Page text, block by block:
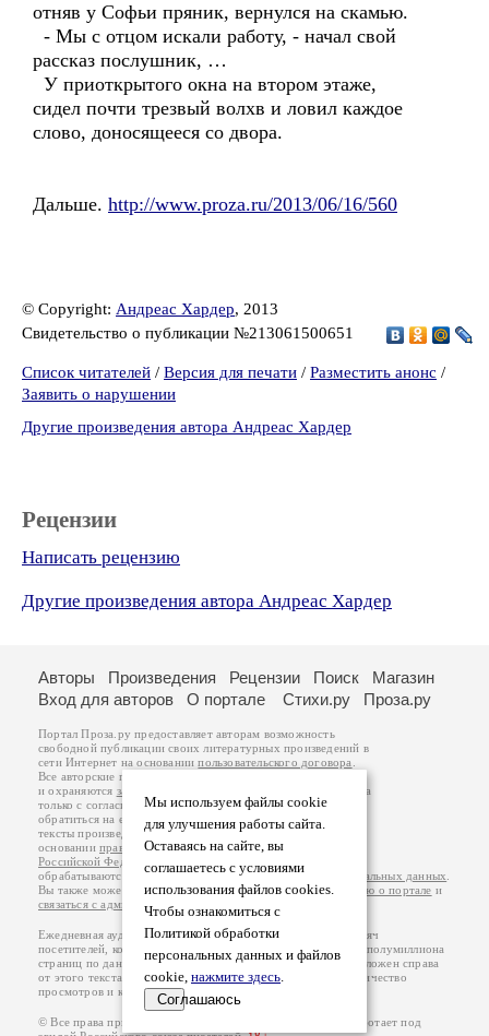
отняв у Софьи пряник, вернулся на скамью.
- Мы с отцом искали работу, - начал свой
рассказ послушник, …
У приоткрытого окна на втором этаже,
сидел почти трезвый волхв и ловил каждое
слово, доносящееся со двора.
Дальше. http://www.proza.ru/2013/06/16/560
© Copyright: Андреас Хардер, 2013
Свидетельство о публикации №213061500651
Список читателей / Версия для печати / Разместить анонс /
Заявить о нарушении
Другие произведения автора Андреас Хардер
Рецензии
Написать рецензию
Другие произведения автора Андреас Хардер
Мы используем файлы cookie
для улучшения работы сайта.
Оставаясь на сайте, вы
соглашаетесь с условиями
использования файлов cookies.
Чтобы ознакомиться с
Политикой обработки
персональных данных и файлов
cookie, нажмите здесь.
Соглашаюсь
Авторы Произведения Рецензии Поиск
Магазин
Вход для авторов
О портале Стихи.ру Проза.ру
Портал Проза.ру предоставляет авторам возможность
свободной публикации своих литературных произведений в
сети Интернет на основаниипользовательского договора
Все авторские права на произведения принадлежат авторам
и охраняются законом
. Перепечатка произведений возможна
только с согласия его автора, к которому вы можете
обратиться на его авторской странице. Ответственность за
тексты произведений авторы несут самостоятельно на
основанииправил публикацииизаконодательства
Российской Федерации
обрабатываются на основанииПолитики обработки персональных данных
Вы также можете посмотреть более подробнуюинформацию о портале и
связаться с администрацией
Ежедневная аудитория портала Проза.ру – порядка 100 тысяч
посетителей, которые в общей сумме просматривают более полумиллиона
страниц по данным счетчика посещаемости, который расположен справа
от этого текста. В каждой графе указано по две цифры: количество
просмотров и количество посетителей.
© Все права принадлежат авторам, 2000-2026. Портал работает под